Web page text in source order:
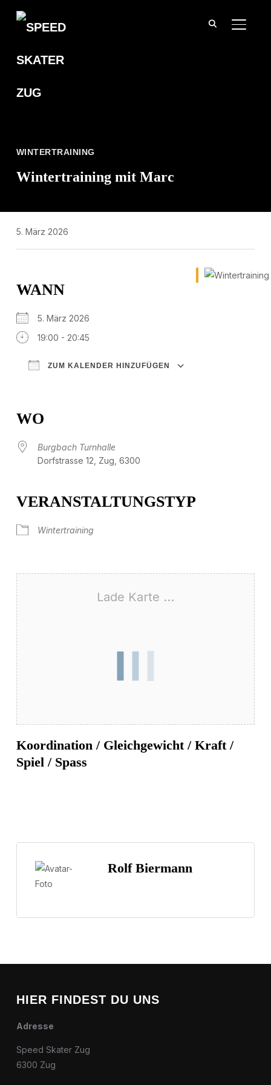
WINTERTRAINING
Wintertraining mit Marc
5. März 2026
WANN
5. März 2026
19:00 - 20:45
ZUM KALENDER HINZUFÜGEN
WO
Burgbach Turnhalle
Dorfstrasse 12, Zug, 6300
VERANSTALTUNGSTYP
Wintertraining
Lade Karte ...
Koordination / Gleichgewicht / Kraft /
Spiel / Spass
Rolf Biermann
HIER FINDEST DU UNS
Adresse
Speed Skater Zug
6300 Zug